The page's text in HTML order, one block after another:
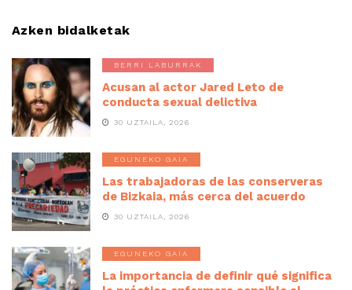
Azken bidalketak
BERRI LABURRAK
Acusan al actor Jared Leto de
conducta sexual delictiva
30 UZTAILA, 2026
EGUNEKO GAIA
Las trabajadoras de las conserveras
de Bizkaia, más cerca del acuerdo
30 UZTAILA, 2026
EGUNEKO GAIA
La importancia de definir qué significa